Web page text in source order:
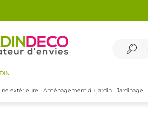
extérieure Aménagement du jardin Jardinage